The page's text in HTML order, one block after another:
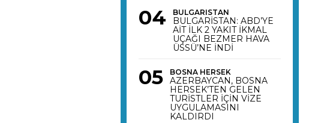
BULGARISTAN
BULGARİSTAN: ABD’YE
AİT İLK 2 YAKIT İKMAL
UÇAĞI BEZMER HAVA
ÜSSÜ’NE İNDİ
BOSNA HERSEK
AZERBAYCAN, BOSNA
HERSEK’TEN GELEN
TURİSTLER İÇİN VİZE
UYGULAMASINI
KALDIRDI